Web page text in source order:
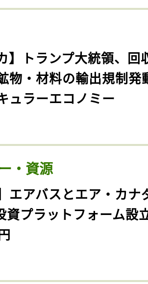
】トランプ大統領、回
物・材料の輸出規制発
ュラーエコノミー
・資源
エアバスとエア・カナ
資プラットフォーム設